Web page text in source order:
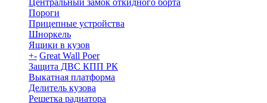
Пороги
Прицепные устройства
Шноркель
Ящики в кузов
+- Great Wall Poer
Защита ДВС КПП РК
Выкатная платформа
Делитель кузова
Решетка радиатора